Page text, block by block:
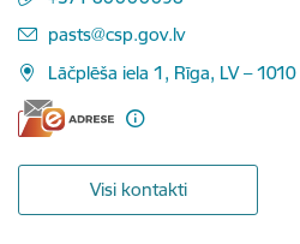
E-pasts:
pasts@csp.gov.lv
Lāčplēša iela 1, Rīga, LV – 1010
Visi kontakti